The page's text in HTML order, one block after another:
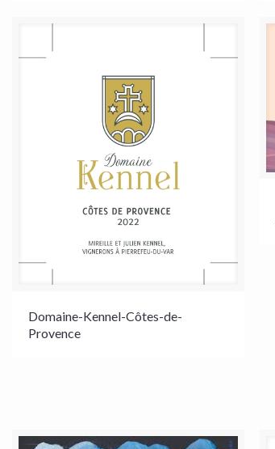
Domaine-Kennel-Côtes-de-
Provence